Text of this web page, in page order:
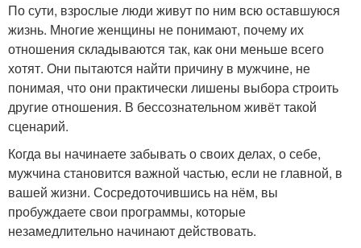
По сути, взрослые люди живут по ним всю оставшуюся
жизнь. Многие женщины не понимают, почему их
отношения складываются так, как они меньше всего
хотят. Они пытаются найти причину в мужчине, не
понимая, что они практически лишены выбора строить
другие отношения. В бессознательном живёт такой
сценарий.
Когда вы начинаете забывать о своих делах, о себе,
мужчина становится важной частью, если не главной, в
вашей жизни. Сосредоточившись на нём, вы
пробуждаете свои программы, которые
незамедлительно начинают действовать.